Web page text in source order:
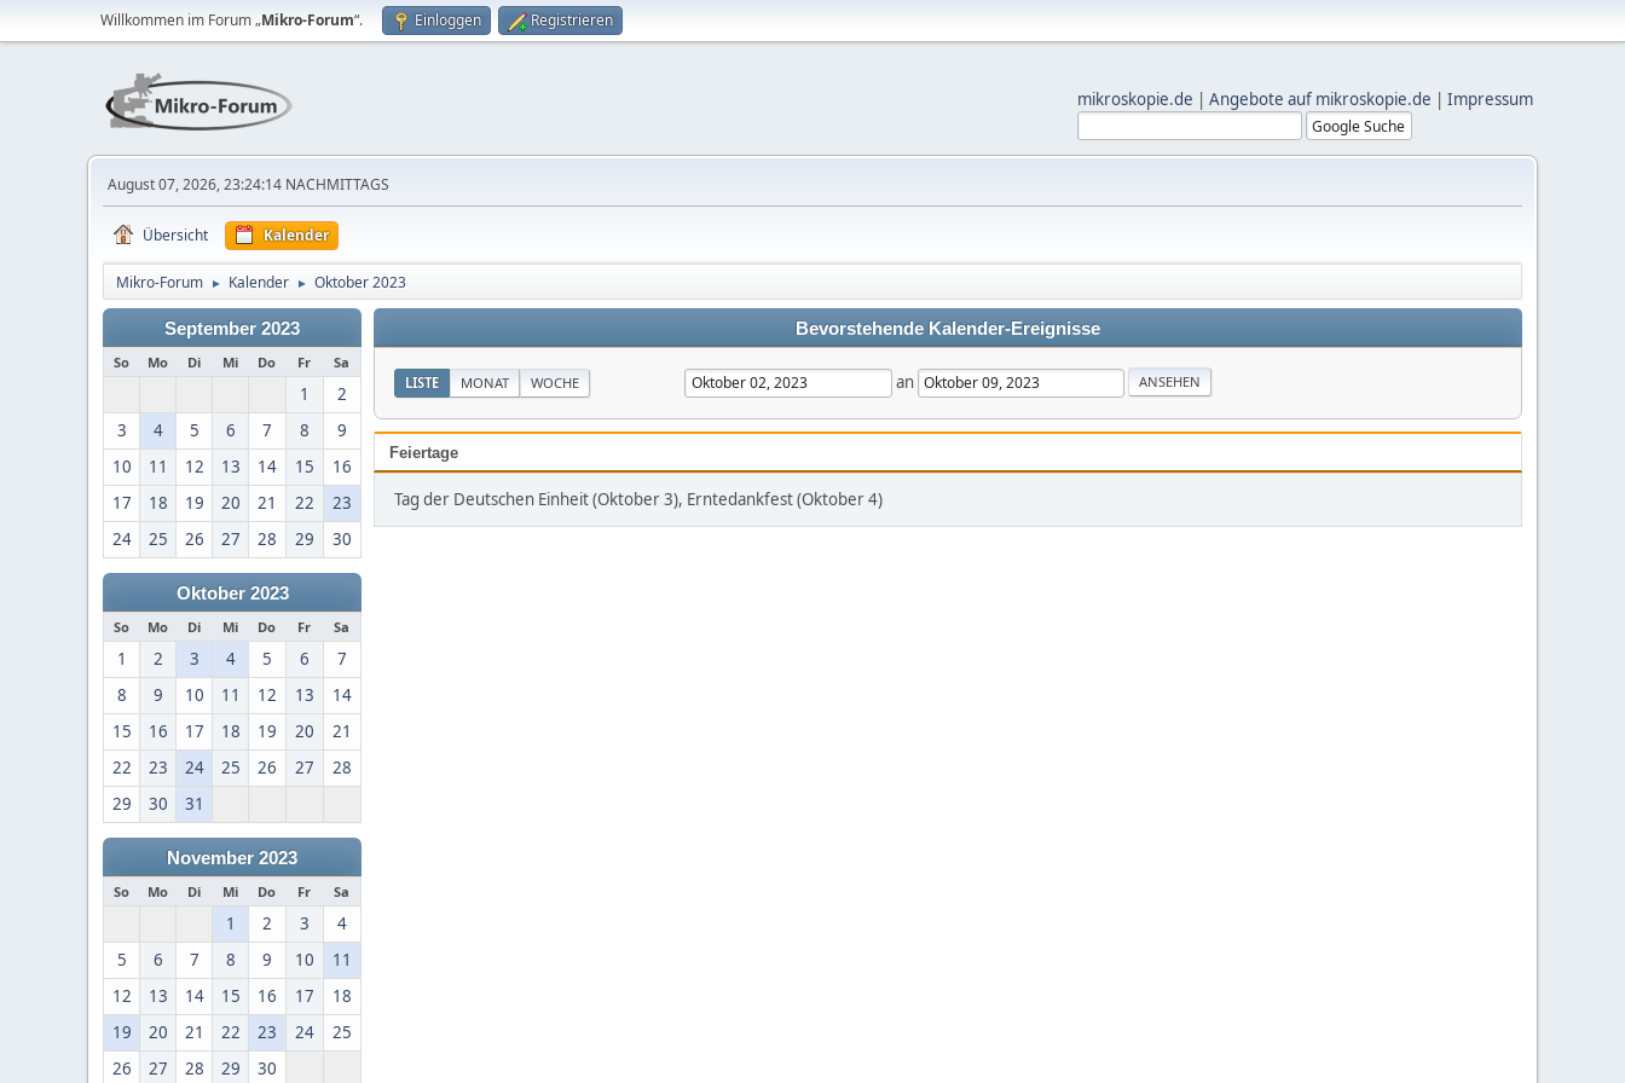
Willkommen im Forum „Mikro-Forum“. Einloggen Registrieren
mikroskopie.de | Angebote auf mikroskopie.de | Impressum
August 07, 2026, 23:24:14 NACHMITTAGS
Übersicht Kalender
Mikro-Forum ► Kalender ► Oktober 2023
September 2023
So Mo Di Mi Do Fr Sa
1
2
3
4 5 6 7 8
9
10
11 12 13 14 15
16
17
18 19 20 21 22
23
24
25 26 27 28 29 30
Oktober 2023
So Mo Di Mi Do Fr Sa
1 2 3 4 5 6
7
8
9 10 11 12 13
14
15
16 17 18 19 20
21
22
23 24 25 26 27
28
29
30 31
November 2023
So Mo Di Mi Do Fr Sa
1 2 3
4
5
6 7 8 9 10
11
12
13 14 15 16 17
18
19
20 21 22 23 24
25
26
27 28 29 30
Bevorstehende Kalender-Ereignisse
LISTE MONAT WOCHE an
Feiertage
Tag der Deutschen Einheit (Oktober 3), Erntedankfest (Oktober 4)